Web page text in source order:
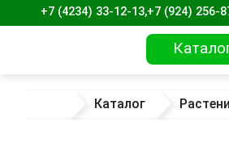
+7 (4234) 33-12-13,+7 (924) 256-
Каталог